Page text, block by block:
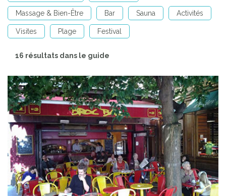
Massage & Bien-Être Bar Sauna Activités
Visites Plage Festival
16 résultats dans le guide